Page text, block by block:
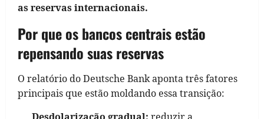
as reservas internacionais.
Por que os bancos centrais estão
repensando suas reservas
O relatório do Deutsche Bank aponta três fatores
principais que estão moldando essa transição: